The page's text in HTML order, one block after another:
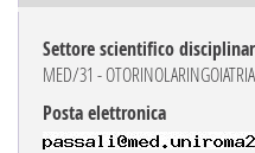
Settore scientifico
MED/31 - OTORINOLARINGOIATRIA
Posta elettronica